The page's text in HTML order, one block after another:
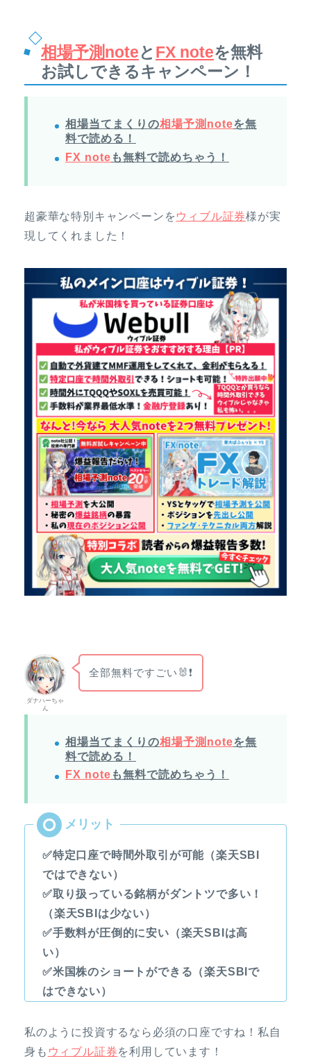
相場予測noteとFX noteを無料
お試しできるキャンペーン！
相場当てまくりの相場予測noteを無
料で読める！
FX note も無料で読めちゃう！
超豪華な特別キャンペーンを ウィブル証券様が実
現してくれました！
ダナハーちゃ
ん
全部無料ですごい🐰❗
相場当てまくりの相場予測noteを無
料で読める！
FX note も無料で読めちゃう！
✅特定口座で時間外取引が可能（楽天SBI
ではできない）
✅取り扱っている銘柄がダントツで多い！
（楽天SBIは少ない）
✅手数料が圧倒的に安い（楽天SBIは高
い）
✅米国株のショートができる（楽天SBIで
はできない）
私のように投資するなら必須の口座ですね！私自
身も ウィブル証券を利用しています！